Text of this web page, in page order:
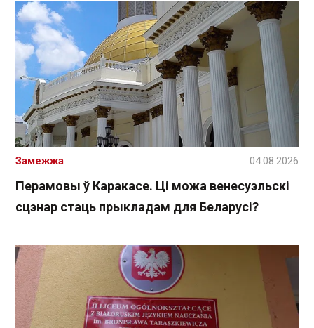
Перамовы ў Каракасе. Ці можа венесуэльскі
сцэнар стаць прыкладам для Беларусі?
Замежжа 04.08.2026